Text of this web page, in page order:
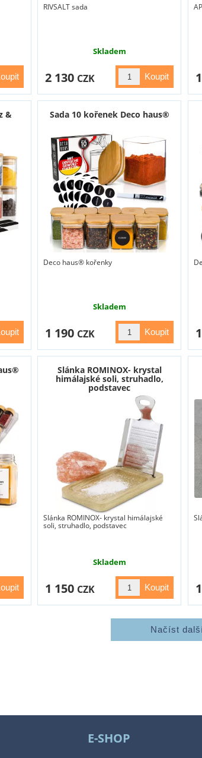
RIVSALT sada
Skladem
2 130 CZK
& Sada 10 kořenek Deco haus®
Deco haus® kořenky
Skladem
1 190 CZK
Slánka ROMINOX- krystal
himálajské soli, struhadlo,
podstavec
Slánka ROMINOX- krystal himálajské
soli, struhadlo, podstavec
Skladem
1 150 CZK
E-SHOP